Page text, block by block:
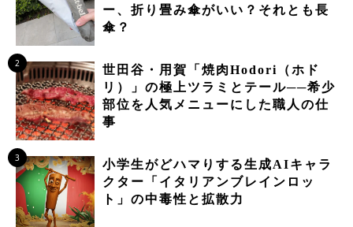
ー、折り畳み傘がいい？それとも長
傘？
2
世田谷・用賀「焼肉Hodori（ホド
リ）」の極上ツラミとテール──希少
部位を人気メニューにした職人の仕
事
3
小学生がどハマりする生成AIキャラ
クター「イタリアンブレインロッ
ト」の中毒性と拡散力